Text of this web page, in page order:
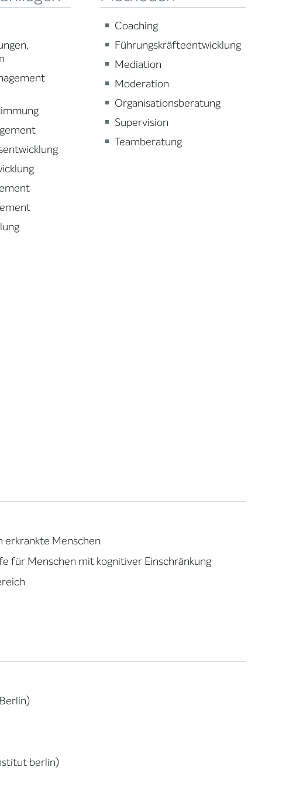
Coaching
Führungskräfteentwicklung
Mediation
Moderation
Organisationsberatung
Supervision
Teamberatung
erkrankte Menschen
für Menschen mit kognitiver Einschränkung
berlin)